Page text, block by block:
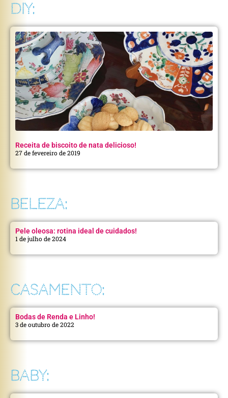
DIY:
Receita de biscoito de nata delicioso!
27 de fevereiro de 2019
BELEZA:
Pele oleosa: rotina ideal de cuidados!
1 de julho de 2024
CASAMENTO:
Bodas de Renda e Linho!
3 de outubro de 2022
BABY: